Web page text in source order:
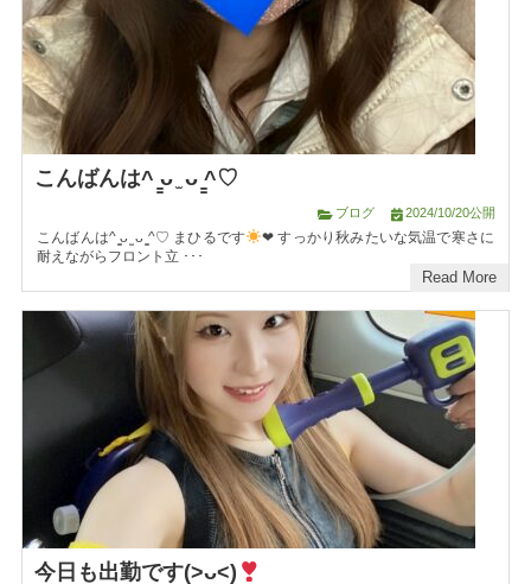
こんばんは^ ̳ᴗ ̫ ᴗ ̳^♡
ブログ 2024/10/20公開
こんばんは^ ̳ᴗ ̫ ᴗ ̳^♡ まひるです
❤︎ すっかり秋みたいな気温で寒さに
耐えながらフロント立 ･･･
Read More
今日も出勤です(>ᴗ<)